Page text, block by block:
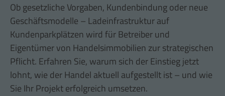
Ob gesetzliche Vorgaben, Kundenbindung oder neue
Geschäftsmodelle – Ladeinfrastruktur auf
Kundenparkplätzen wird für Betreiber und
Eigentümer von Handelsimmobilien zur strategischen
Pflicht. Erfahren Sie, warum sich der Einstieg jetzt
lohnt, wie der Handel aktuell aufgestellt ist – und wie
Sie Ihr Projekt erfolgreich umsetzen.